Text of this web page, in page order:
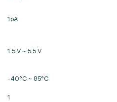
1pA
1.5 V ~ 5.5 V
-40°C ~ 85°C
1